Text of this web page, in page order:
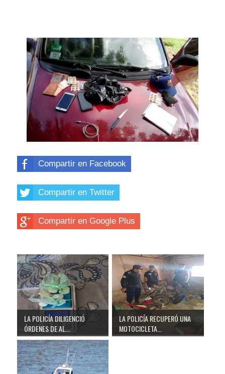
Compartir en Facebook
Compartir en Twitter
Compartir en Google Plus
LA POLICÍA DILIGENCIÓ
ÓRDENES DE AL...
LA POLICÍA RECUPERÓ UNA
MOTOCICLETA...